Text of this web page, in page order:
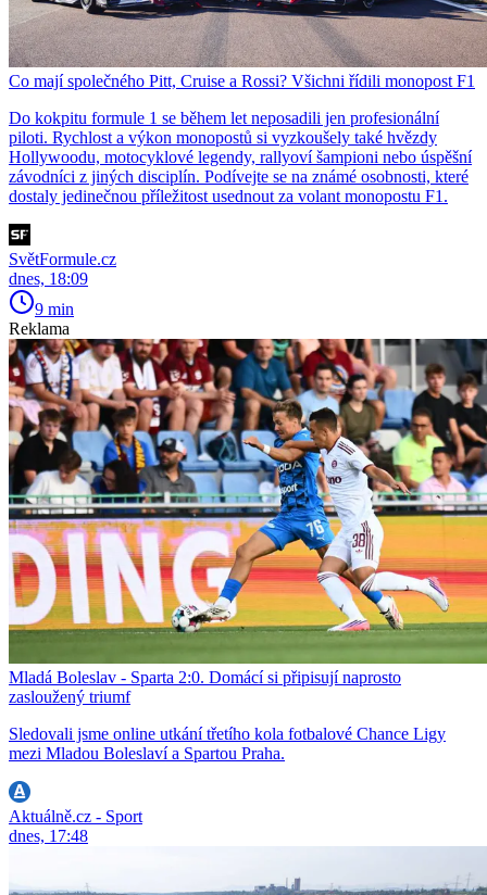
Co mají společného Pitt, Cruise a Rossi? Všichni řídili monopost F1
Do kokpitu formule 1 se během let neposadili jen profesionální
piloti. Rychlost a výkon monopostů si vyzkoušely také hvězdy
Hollywoodu, motocyklové legendy, rallyoví šampioni nebo úspěšní
závodníci z jiných disciplín. Podívejte se na známé osobnosti, které
dostaly jedinečnou příležitost usednout za volant monopostu F1.
SvětFormule.cz
dnes, 18:09
9 min
Reklama
Mladá Boleslav - Sparta 2:0. Domácí si připisují naprosto
zasloužený triumf
Sledovali jsme online utkání třetího kola fotbalové Chance Ligy
mezi Mladou Boleslaví a Spartou Praha.
Aktuálně.cz - Sport
dnes, 17:48